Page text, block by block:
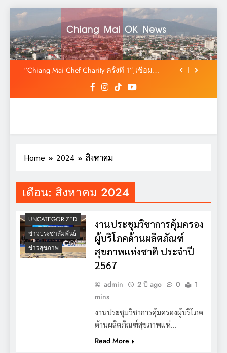
Skip
content
สมาพันธ์ SME ไทย ยื่น ‘สมุดปกน้ำเงิน’ ถึง
รัฐบาล ชง 5 วาระปฏิรูป MSME ดัน ‘MSME
Plus’ เป็นวาระแห่งชาติ
ค่ำคืนแห่งมิตรภาพและความทรงจำ ปิดท้าย
การประชุมวิชาการนานาชาติ The 10th AAHRS
Scientific Meeting 2026
“Chiang Mai Chef Charity ครั้งที่ 1” เชื่อม
อาหารด้วยวัตถุดิบท้องถิ่นปลอดภัย
ไทยเป็นเจ้าภาพ AAHRS 2026 ชู AI และ
นวัตกรรมการแพทย์ ผลักดัน Medical Hub และ
ค่ำคืนแห่งมิตรภาพและความทรงจำ ปิดท้าย
“Chiang Mai Chef Charity ครั้งที่ 1” เชื่อม
เกษตรกรสู่ครัวอาหาร สร้างความมั่นคงทาง
นวัตกรรมการแพทย์ ผลักดัน Medical Hub และ
ศูนย์กลางปลูกผมแห่งเอเชีย
สมาพันธ์ SME ไทย ยื่น ‘สมุดปกน้ำเงิน’ ถึง
รัฐบาล ชง 5 วาระปฏิรูป MSME ดัน ‘MSME
Plus’ เป็นวาระแห่งชาติ
Home 2024 สิงหาคม
เดือน: สิงหาคม 2024
UNCATEGORIZED
ข่าวประชาสัมพันธ์
ข่าวสุขภาพ
งานประชุมวิชาการคุ้มครอง
ผู้บริโภคด้านผลิตภัณฑ์
สุขภาพแห่งชาติ ประจำปี
2567
admin 2 ปี ago 0
1
mins
งานประชุมวิชาการคุ้มครองผู้บริโภค
ด้านผลิตภัณฑ์สุขภาพแห่…
Read More